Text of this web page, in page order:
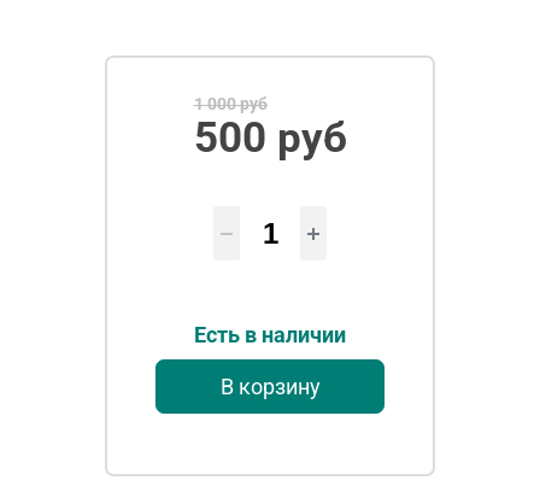
1 000 руб
500 руб
Есть в наличии
В корзину